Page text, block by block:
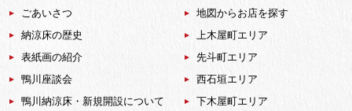
ごあいさつ
納涼床の歴史
表紙画の紹介
鴨川座談会
鴨川納涼床・新規開設について
地図からお店を探す
上木屋町エリア
先斗町エリア
西石垣エリア
下木屋町エリア